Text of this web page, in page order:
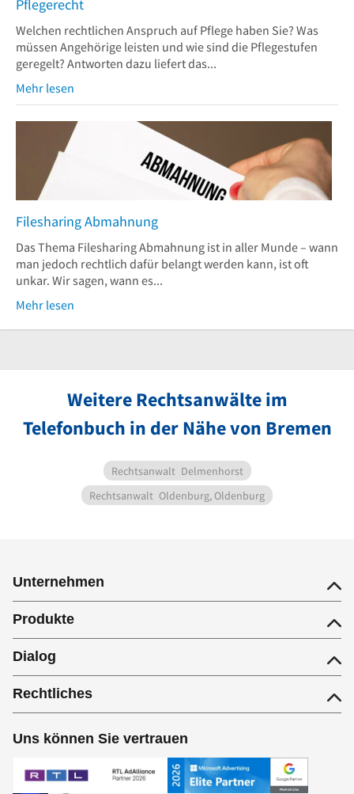
Pflegerecht
Welchen rechtlichen Anspruch auf Pflege haben Sie? Was
müssen Angehörige leisten und wie sind die Pflegestufen
geregelt? Antworten dazu liefert das...
Mehr lesen
Filesharing Abmahnung
Das Thema Filesharing Abmahnung ist in aller Munde – wann
man jedoch rechtlich dafür belangt werden kann, ist oft
unkar. Wir sagen, wann es...
Mehr lesen
Weitere Rechtsanwälte im
Telefonbuch in der Nähe von Bremen
Rechtsanwalt Delmenhorst
Rechtsanwalt Oldenburg, Oldenburg
Unternehmen
Produkte
Dialog
Rechtliches
Uns können Sie vertrauen